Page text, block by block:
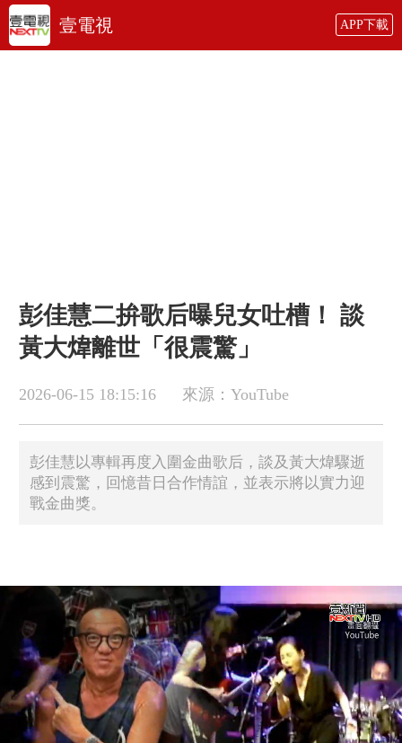
壹電視 APP下載
彭佳慧二拚歌后曝兒女吐槽！ 談
黃大煒離世「很震驚」
2026-06-15 18:15:16 來源：YouTube
彭佳慧以專輯再度入圍金曲歌后，談及黃大煒驟逝
感到震驚，回憶昔日合作情誼，並表示將以實力迎
戰金曲獎。